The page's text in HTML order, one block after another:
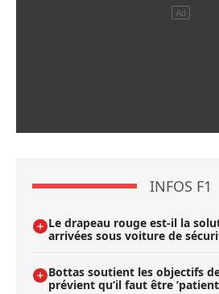
INFOS F1
Le drapeau rouge est-il la
arrivées sous voiture de
Bottas soutient les objectifs
prévient qu’il faut être